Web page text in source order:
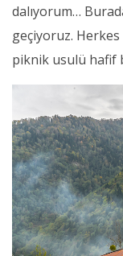
dalıyorum…
geçiyoruz.
piknik usulü hafif